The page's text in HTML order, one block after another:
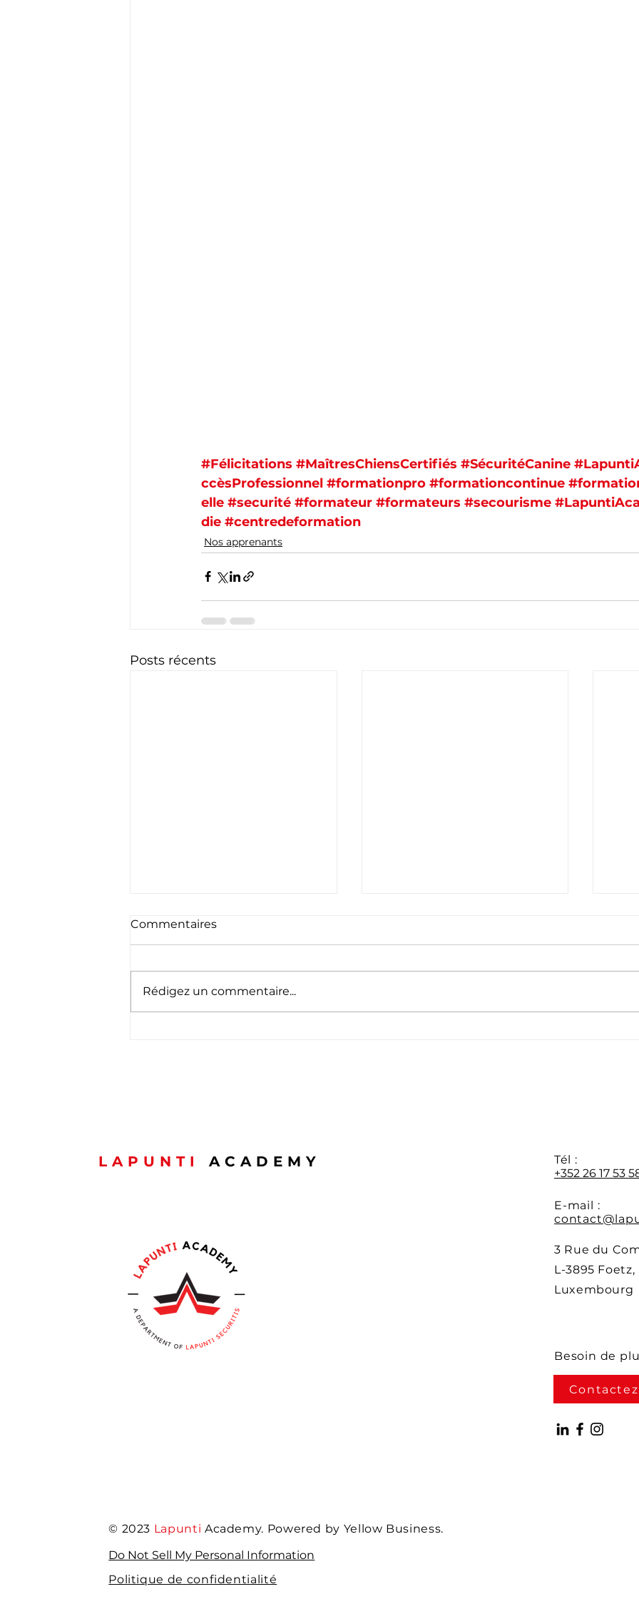
#Félicitations #MaîtresChiensCertifiés #SécuritéCanine
ccèsProfessionnel #formationpro #formationcontinue
elle #securité #formateur #formateurs #secourisme
die #centredeformation
Nos apprenants
Posts récents
Commentaires
Rédigez un commentaire...
LAPUNTI ACADEMY
Tél :
+352 26 17 53
E-mail :
3 Rue du
L-3895 Foetz,
Luxembourg
Besoin de
© 2023 Lapunti Academy. Powered by Yellow Business.
Do Not Sell My Personal Information
Politique de confidentialité